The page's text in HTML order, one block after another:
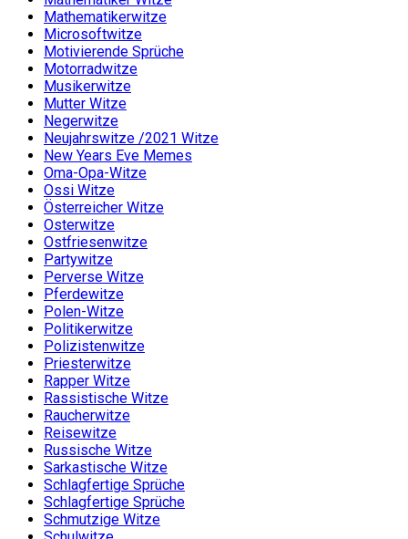
Mathematikerwitze
Microsoftwitze
Motivierende Sprüche
Motorradwitze
Musikerwitze
Mutter Witze
Negerwitze
Neujahrswitze /2021 Witze
New Years Eve Memes
Oma-Opa-Witze
Ossi Witze
Österreicher Witze
Osterwitze
Ostfriesenwitze
Partywitze
Perverse Witze
Pferdewitze
Polen-Witze
Politikerwitze
Polizistenwitze
Priesterwitze
Rapper Witze
Rassistische Witze
Raucherwitze
Reisewitze
Russische Witze
Sarkastische Witze
Schlagfertige Sprüche
Schlagfertige Sprüche
Schmutzige Witze